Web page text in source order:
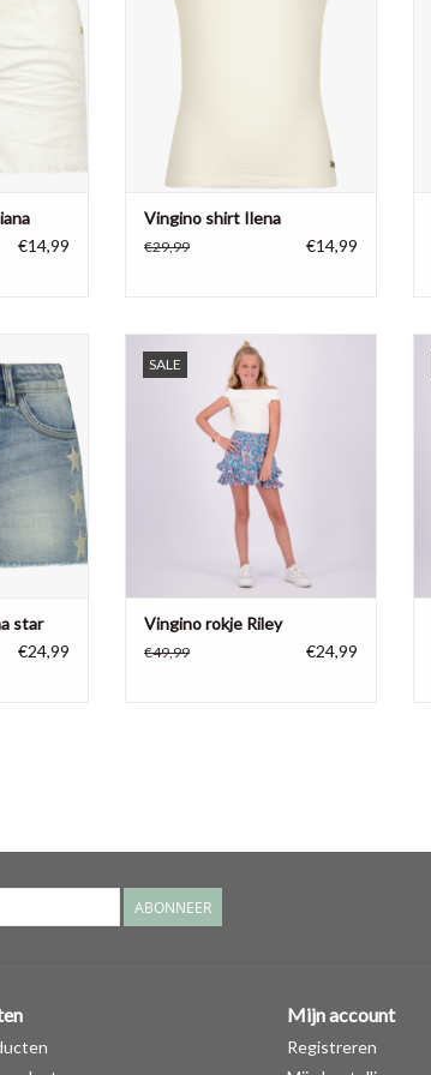
€14,99
TOEVOEGEN AAN WINKELWAGEN
Vingino shirt Ilena
€29,99 €14,99
1%
star
€24,99
SALE
Vingino rokje Riley, 100% polyester
TOEVOEGEN AAN WINKELWAGEN
Vingino rokje Riley
€49,99 €24,99
ABONNEER
Mijn account
Registreren